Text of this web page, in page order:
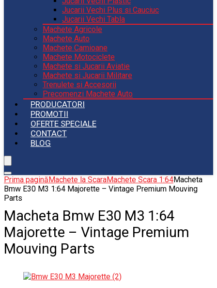
Jucarii Vechi Plus si Cauciuc
Jucarii Vechi Tabla
Machete Agricole
Machete Auto
Machete Camioane
Machete Motociclete
Machete si Jucarii Aviatie
Machete si Jucarii Militare
Trenulete si Accesorii
Precomenzi Machete Auto
PRODUCATORI
PROMOTII
OFERTE SPECIALE
CONTACT
BLOG
Prima paginăMachete la ScaraMachete Scara 1:64Macheta
Bmw E30 M3 1:64 Majorette – Vintage Premium Mouving
Parts
Macheta Bmw E30 M3 1:64
Majorette – Vintage Premium
Mouving Parts